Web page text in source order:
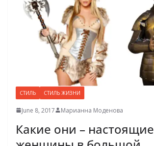
СТИЛЬ СТИЛЬ ЖИЗНИ
June 8, 2017 Марианна Моденова
Какие они – настоящие